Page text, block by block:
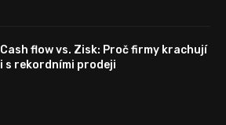
Cash flow vs. Zisk: Proč firmy krachují
i s rekordními prodeji